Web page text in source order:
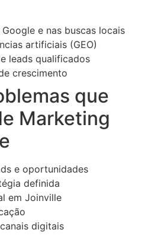
e nas buscas locais
artificiais (GEO)
leads qualificados
crescimento
que
Marketing
e oportunidades
definida
em Joinville
digitais